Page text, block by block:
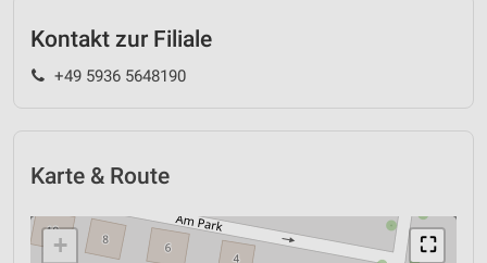
Kontakt zur Filiale
+49 5936 5648190
Karte & Route
⛶
+